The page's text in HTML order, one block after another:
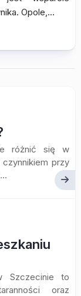
Opole,…
różnić się w
przy
Szczecinie to
oraz